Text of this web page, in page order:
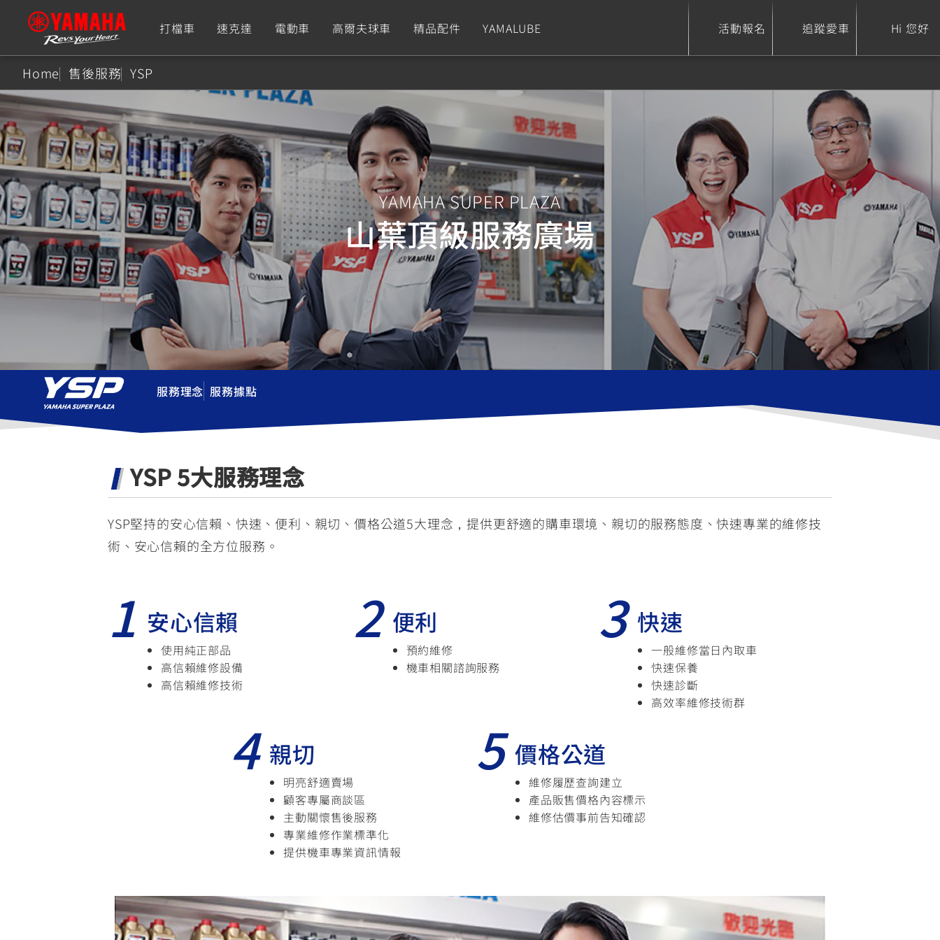
打檔車 速克達 電動車 高爾夫球車 精品配件 YAMALUBE 活動報名 追蹤愛車 Hi 您好
Super Sport Hyper Naked Sport Heritage
YZF-R9
550+
YZF-R7
550+
YZF-R3
251~549
YZF-R15
MT-09 Y-AMT
550+
MT-09
550+
MT-07 Y-AMT
550+
MT-07
550+
MT-03
251~549
XSR 700
550+
XSR 155
FZ-X
150
Premium Sport Fashion Adventure Family
TMAX
550+
XMAX
251~549
NMAX
150
AUGUR
CYGNUS XR
150
CYGNUS X
125
FORCE 2.0
150
Limi
125
Vinoora
125
BW'S
125
PW50
AXIS Z / Zii
JOG
125
2.5 kw
追蹤愛車
我的愛車 瀏覽紀錄
Home 售後服務 YSP
YAMAHA SUPER PLAZA
山葉頂級服務廣場
服務理念 服務據點
YSP 5大服務理念
YSP堅持的安心信賴、快速、便利、親切、價格公道5大理念，提供更舒適的購車環境、親切的服務態度、快速專業的維修技
術、安心信賴的全方位服務。
1 安心信賴
使用純正部品
高信賴維修設備
高信賴維修技術
2 便利
預約維修
機車相關諮詢服務
3 快速
一般維修當日內取車
快速保養
快速診斷
高效率維修技術群
4 親切
明亮舒適賣場
顧客專屬商談區
主動關懷售後服務
專業維修作業標準化
提供機車專業資訊情報
5 價格公道
維修履歷查詢建立
產品販售價格內容標示
維修估價事前告知確認